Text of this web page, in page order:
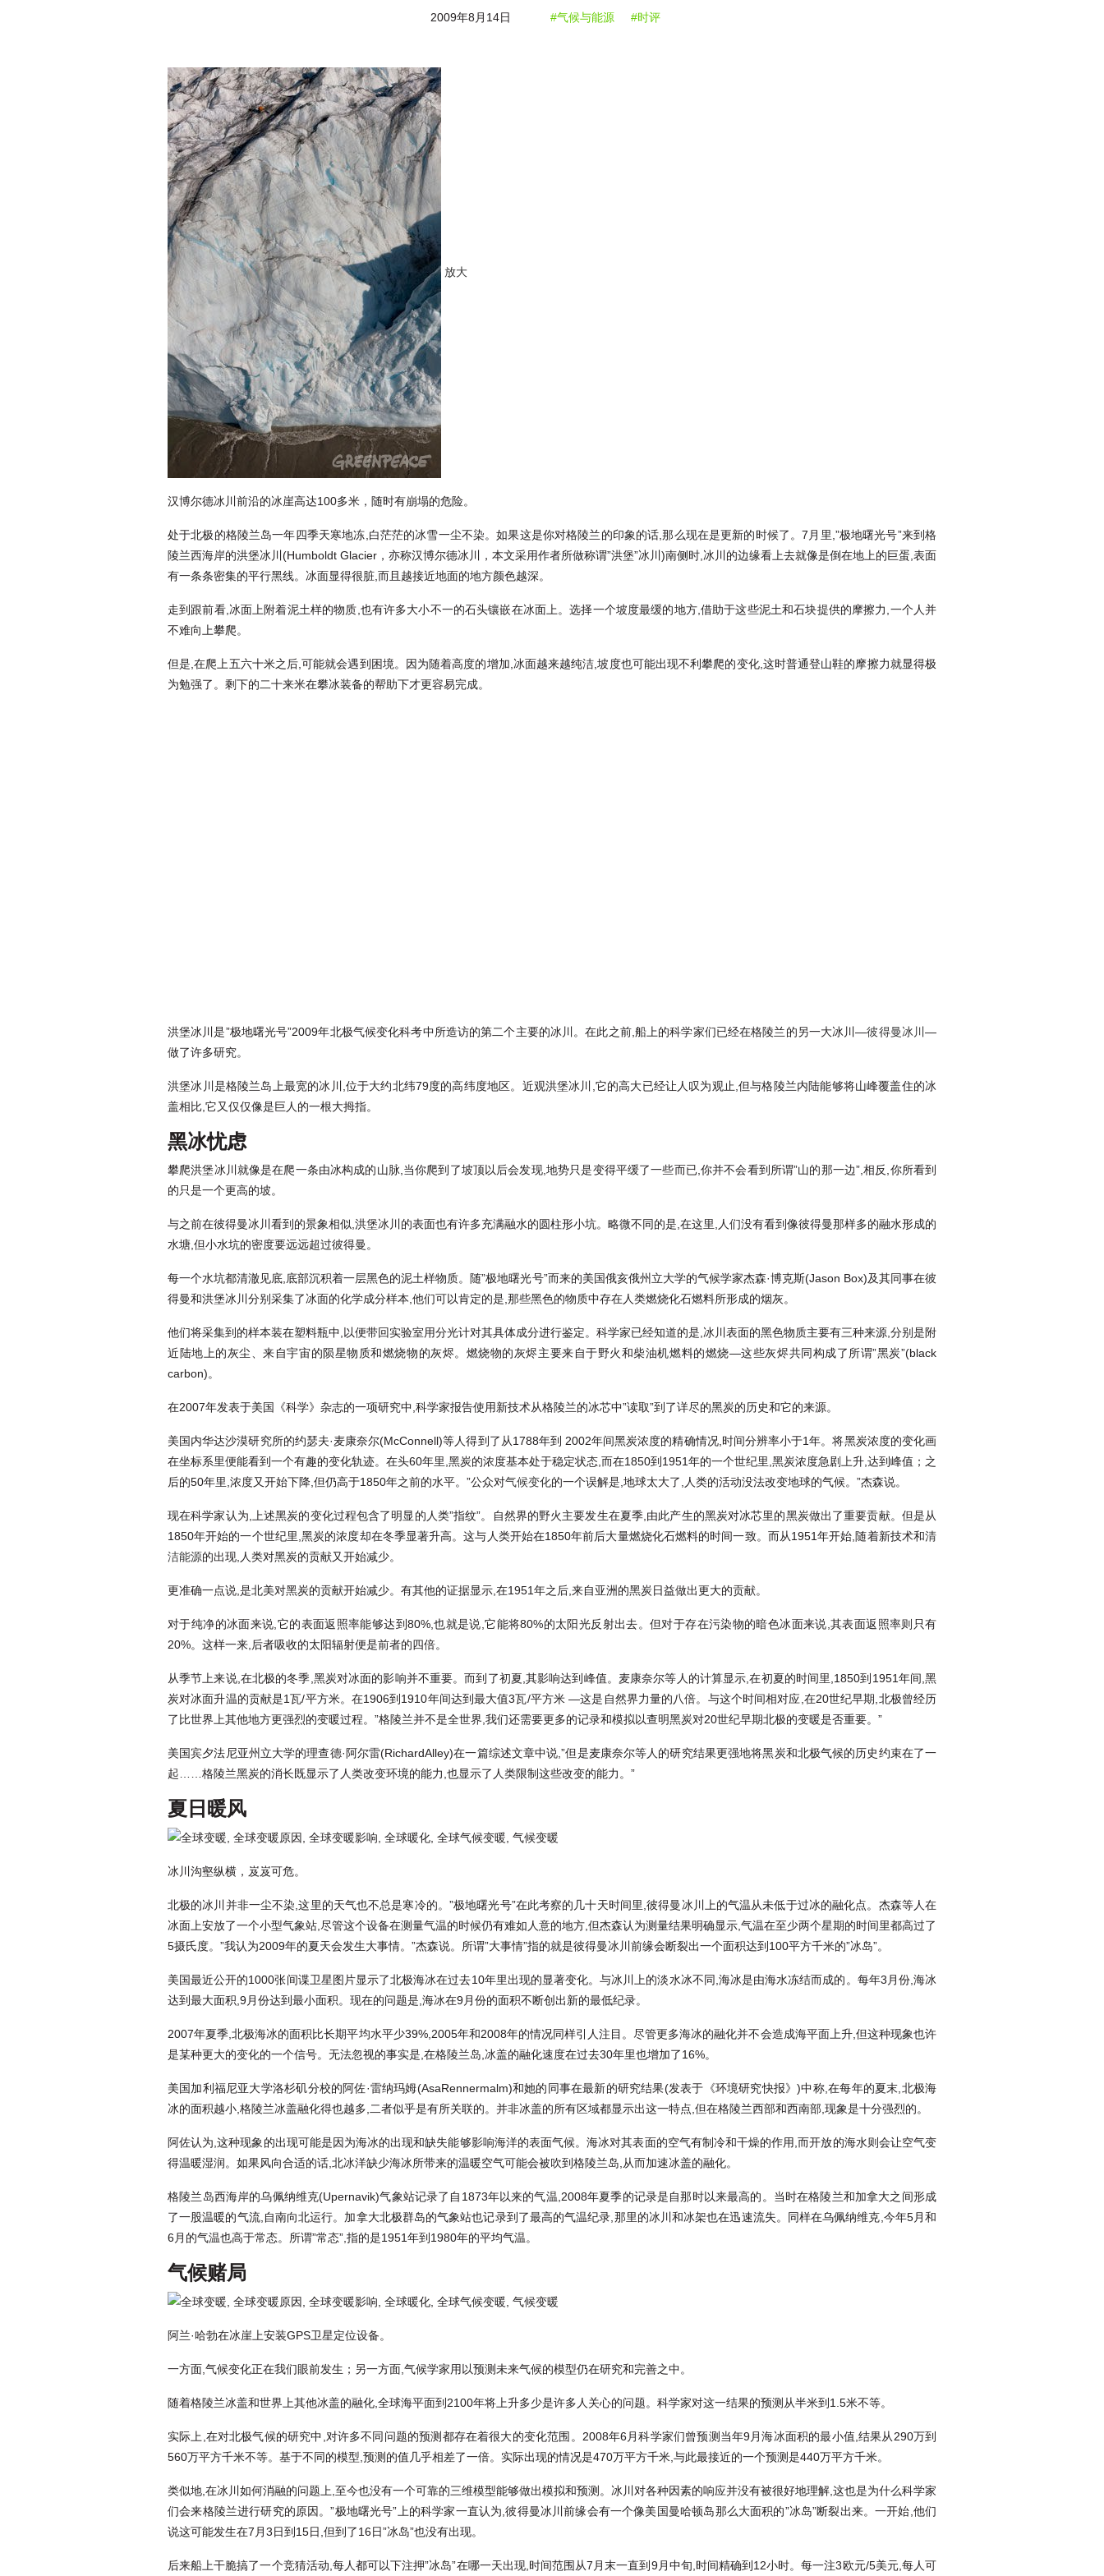
2009年8月14日 #气候与能源 #时评
放大
汉博尔德冰川前沿的冰崖高达100多米，随时有崩塌的危险。
处于北极的格陵兰岛一年四季天寒地冻,白茫茫的冰雪一尘不染。如果这是你对格陵兰的印象的话,那么现在是更新的时候了。7月里,”极地曙光号”来到格
陵兰西海岸的洪堡冰川(Humboldt Glacier，亦称汉博尔德冰川，本文采用作者所做称谓”洪堡”冰川)南侧时,冰川的边缘看上去就像是倒在地上的巨蛋,表面
有一条条密集的平行黑线。冰面显得很脏,而且越接近地面的地方颜色越深。
走到跟前看,冰面上附着泥土样的物质,也有许多大小不一的石头镶嵌在冰面上。选择一个坡度最缓的地方,借助于这些泥土和石块提供的摩擦力,一个人并
不难向上攀爬。
但是,在爬上五六十米之后,可能就会遇到困境。因为随着高度的增加,冰面越来越纯洁,坡度也可能出现不利攀爬的变化,这时普通登山鞋的摩擦力就显得极
为勉强了。剩下的二十来米在攀冰装备的帮助下才更容易完成。
洪堡冰川是”极地曙光号”2009年北极气候变化科考中所造访的第二个主要的冰川。在此之前,船上的科学家们已经在格陵兰的另一大冰川—彼得曼冰川—
做了许多研究。
洪堡冰川是格陵兰岛上最宽的冰川,位于大约北纬79度的高纬度地区。近观洪堡冰川,它的高大已经让人叹为观止,但与格陵兰内陆能够将山峰覆盖住的冰
盖相比,它又仅仅像是巨人的一根大拇指。
黑冰忧虑
攀爬洪堡冰川就像是在爬一条由冰构成的山脉,当你爬到了坡顶以后会发现,地势只是变得平缓了一些而已,你并不会看到所谓”山的那一边”,相反,你所看到
的只是一个更高的坡。
与之前在彼得曼冰川看到的景象相似,洪堡冰川的表面也有许多充满融水的圆柱形小坑。略微不同的是,在这里,人们没有看到像彼得曼那样多的融水形成的
水塘,但小水坑的密度要远远超过彼得曼。
每一个水坑都清澈见底,底部沉积着一层黑色的泥土样物质。随”极地曙光号”而来的美国俄亥俄州立大学的气候学家杰森·博克斯(Jason Box)及其同事在彼
得曼和洪堡冰川分别采集了冰面的化学成分样本,他们可以肯定的是,那些黑色的物质中存在人类燃烧化石燃料所形成的烟灰。
他们将采集到的样本装在塑料瓶中,以便带回实验室用分光计对其具体成分进行鉴定。科学家已经知道的是,冰川表面的黑色物质主要有三种来源,分别是附
近陆地上的灰尘、来自宇宙的陨星物质和燃烧物的灰烬。燃烧物的灰烬主要来自于野火和柴油机燃料的燃烧—这些灰烬共同构成了所谓”黑炭”(black
carbon)。
在2007年发表于美国《科学》杂志的一项研究中,科学家报告使用新技术从格陵兰的冰芯中”读取”到了详尽的黑炭的历史和它的来源。
美国内华达沙漠研究所的约瑟夫·麦康奈尔(McConnell)等人得到了从1788年到 2002年间黑炭浓度的精确情况,时间分辨率小于1年。将黑炭浓度的变化画
在坐标系里便能看到一个有趣的变化轨迹。在头60年里,黑炭的浓度基本处于稳定状态,而在1850到1951年的一个世纪里,黑炭浓度急剧上升,达到峰值；之
后的50年里,浓度又开始下降,但仍高于1850年之前的水平。”公众对气候变化的一个误解是,地球太大了,人类的活动没法改变地球的气候。”杰森说。
现在科学家认为,上述黑炭的变化过程包含了明显的人类”指纹”。自然界的野火主要发生在夏季,由此产生的黑炭对冰芯里的黑炭做出了重要贡献。但是从
1850年开始的一个世纪里,黑炭的浓度却在冬季显著升高。这与人类开始在1850年前后大量燃烧化石燃料的时间一致。而从1951年开始,随着新技术和清
洁能源的出现,人类对黑炭的贡献又开始减少。
更准确一点说,是北美对黑炭的贡献开始减少。有其他的证据显示,在1951年之后,来自亚洲的黑炭日益做出更大的贡献。
对于纯净的冰面来说,它的表面返照率能够达到80%,也就是说,它能将80%的太阳光反射出去。但对于存在污染物的暗色冰面来说,其表面返照率则只有
20%。这样一来,后者吸收的太阳辐射便是前者的四倍。
从季节上来说,在北极的冬季,黑炭对冰面的影响并不重要。而到了初夏,其影响达到峰值。麦康奈尔等人的计算显示,在初夏的时间里,1850到1951年间,黑
炭对冰面升温的贡献是1瓦/平方米。在1906到1910年间达到最大值3瓦/平方米 —这是自然界力量的八倍。与这个时间相对应,在20世纪早期,北极曾经历
了比世界上其他地方更强烈的变暖过程。”格陵兰并不是全世界,我们还需要更多的记录和模拟以查明黑炭对20世纪早期北极的变暖是否重要。”
美国宾夕法尼亚州立大学的理查德·阿尔雷(RichardAlley)在一篇综述文章中说,”但是麦康奈尔等人的研究结果更强地将黑炭和北极气候的历史约束在了一
起……格陵兰黑炭的消长既显示了人类改变环境的能力,也显示了人类限制这些改变的能力。”
夏日暖风
冰川沟壑纵横，岌岌可危。
北极的冰川并非一尘不染,这里的天气也不总是寒冷的。”极地曙光号”在此考察的几十天时间里,彼得曼冰川上的气温从未低于过冰的融化点。杰森等人在
冰面上安放了一个小型气象站,尽管这个设备在测量气温的时候仍有难如人意的地方,但杰森认为测量结果明确显示,气温在至少两个星期的时间里都高过了
5摄氏度。”我认为2009年的夏天会发生大事情。”杰森说。所谓”大事情”指的就是彼得曼冰川前缘会断裂出一个面积达到100平方千米的”冰岛”。
美国最近公开的1000张间谍卫星图片显示了北极海冰在过去10年里出现的显著变化。与冰川上的淡水冰不同,海冰是由海水冻结而成的。每年3月份,海冰
达到最大面积,9月份达到最小面积。现在的问题是,海冰在9月份的面积不断创出新的最低纪录。
2007年夏季,北极海冰的面积比长期平均水平少39%,2005年和2008年的情况同样引人注目。尽管更多海冰的融化并不会造成海平面上升,但这种现象也许
是某种更大的变化的一个信号。无法忽视的事实是,在格陵兰岛,冰盖的融化速度在过去30年里也增加了16%。
美国加利福尼亚大学洛杉矶分校的阿佐·雷纳玛姆(AsaRennermalm)和她的同事在最新的研究结果(发表于《环境研究快报》)中称,在每年的夏末,北极海
冰的面积越小,格陵兰冰盖融化得也越多,二者似乎是有所关联的。并非冰盖的所有区域都显示出这一特点,但在格陵兰西部和西南部,现象是十分强烈的。
阿佐认为,这种现象的出现可能是因为海冰的出现和缺失能够影响海洋的表面气候。海冰对其表面的空气有制冷和干燥的作用,而开放的海水则会让空气变
得温暖湿润。如果风向合适的话,北冰洋缺少海冰所带来的温暖空气可能会被吹到格陵兰岛,从而加速冰盖的融化。
格陵兰岛西海岸的乌佩纳维克(Upernavik)气象站记录了自1873年以来的气温,2008年夏季的记录是自那时以来最高的。当时在格陵兰和加拿大之间形成
了一股温暖的气流,自南向北运行。加拿大北极群岛的气象站也记录到了最高的气温纪录,那里的冰川和冰架也在迅速流失。同样在乌佩纳维克,今年5月和
6月的气温也高于常态。所谓”常态”,指的是1951年到1980年的平均气温。
气候赌局
阿兰·哈勃在冰崖上安装GPS卫星定位设备。
一方面,气候变化正在我们眼前发生；另一方面,气候学家用以预测未来气候的模型仍在研究和完善之中。
随着格陵兰冰盖和世界上其他冰盖的融化,全球海平面到2100年将上升多少是许多人关心的问题。科学家对这一结果的预测从半米到1.5米不等。
实际上,在对北极气候的研究中,对许多不同问题的预测都存在着很大的变化范围。2008年6月科学家们曾预测当年9月海冰面积的最小值,结果从290万到
560万平方千米不等。基于不同的模型,预测的值几乎相差了一倍。实际出现的情况是470万平方千米,与此最接近的一个预测是440万平方千米。
类似地,在冰川如何消融的问题上,至今也没有一个可靠的三维模型能够做出模拟和预测。冰川对各种因素的响应并没有被很好地理解,这也是为什么科学家
们会来格陵兰进行研究的原因。”极地曙光号”上的科学家一直认为,彼得曼冰川前缘会有一个像美国曼哈顿岛那么大面积的”冰岛”断裂出来。一开始,他们
说这可能发生在7月3日到15日,但到了16日”冰岛”也没有出现。
后来船上干脆搞了一个竞猜活动,每人都可以下注押”冰岛”在哪一天出现,时间范围从7月末一直到9月中旬,时间精确到12小时。每一注3欧元/5美元,每人可